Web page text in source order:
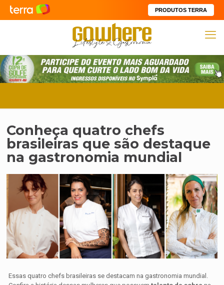
PRODUTOS TERRA
Conheça quatro chefs
brasileiras que são destaque
na gastronomia mundial
Essas quatro chefs brasileiras se destacam na gastronomia mundial.